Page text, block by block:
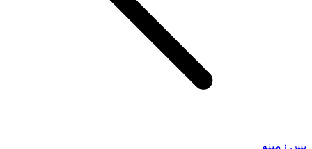
پس زمینه